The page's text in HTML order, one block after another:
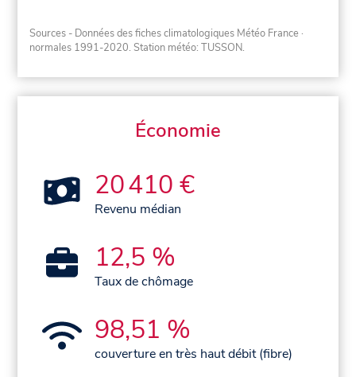
Sources - Données des fiches climatologiques Météo France ·
normales 1991-2020. Station météo: TUSSON.
Économie
20 410 €
Revenu médian
12,5 %
Taux de chômage
98,51 %
couverture en très haut débit (fibre)